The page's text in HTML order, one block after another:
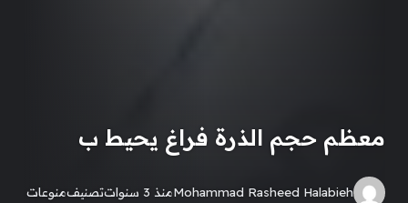
معظم حجم الذرة فراغ يحيط ب
Mohammad Rasheed Halabiehمنذ 3 سنوات تصنيفمنوعات